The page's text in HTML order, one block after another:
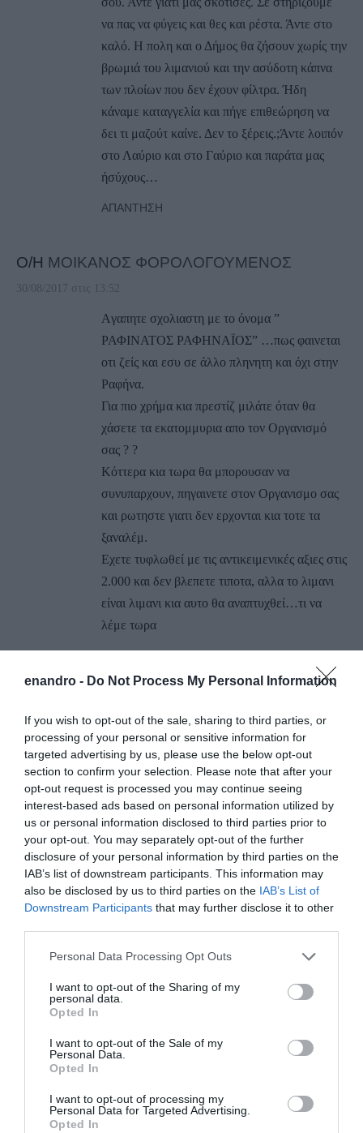
enandro - Do Not Process My Personal Information
If you wish to opt-out of the sale, sharing to third parties, or
processing of your personal or sensitive information for
targeted advertising by us, please use the below opt-out
section to confirm your selection. Please note that after your
opt-out request is processed you may continue seeing
interest-based ads based on personal information utilized by
us or personal information disclosed to third parties prior to
your opt-out. You may separately opt-out of the further
disclosure of your personal information by third parties on the
IAB’s list of downstream participants. This information may
also be disclosed by us to third parties on the IAB’s List of
Downstream Participants that may further disclose it to other
Please note that this website/app uses one or more Google
not limited to your visit or usage behaviour. You may click to
grant or deny consent to Google and its third-party tags to
use your data for below specified purposes in below Google
consent section.
Personal Data Processing Opt Outs
I want to opt-out of the Sharing of my
personal data.
Opted In
I want to opt-out of the Sale of my
Personal Data.
Opted In
I want to opt-out of processing my
Personal Data for Targeted Advertising.
Opted In
να πας να φύγεις και θες και ρέστα. Άντε στο
καλό. Η πολη και ο Δήμος θα ζήσουν χωρίς την
βρωμιά του λιμανιού και την ασύδοτη κάπνα
των πλοίων που δεν έχουν φίλτρα. Ήδη
κάναμε καταγγελία και πήγε επιθεώρηση να
δει τι μαζούτ καίνε. Δεν το ξέρεις.;Άντε λοιπόν
στο Λαύριο και στο Γαύριο και παράτα μας
ήσύχους…
ΑΠΆΝΤΗΣΗ
Ο/Η ΜΟΙΚΑΝΟΣ ΦΟΡΟΛΟΓΟΥΜΕΝΟΣ
30/08/2017 στις 13:52
Aγαπητε σχολιαστη με το όνομα ”
ΡΑΦΙΝΑΤΟΣ ΡΑΦΗΝΑΪΟΣ” …πως φαινεται
οτι ζείς και εσυ σε άλλο πληνητη και όχι στην
Ραφήνα.
Για πιο χρήμα κια πρεστίζ μιλάτε όταν θα
χάσετε τα εκατομμυρια απο τον Οργανισμό
σας ? ?
Κόττερα κια τωρα θα μπορουσαν να
συνυπαρχουν, πηγαινετε στον Οργανισμο σας
και ρωτηστε γιατι δεν ερχονται κια τοτε τα
ξαναλέμ.
Εχετε τυφλωθεί με τις αντικειμενικές αξιες στις
2.000 και δεν βλεπετε τιποτα, αλλα το λιμανι
είναι λιμανι κια αυτο θα αναπτυχθεί…τι να
λέμε τωρα
ΑΝΟΙΞΑ ΕΠΙΧΕΙΡΗΣΗ ΛΟΓΩ ΛΙΜΑΝΙΟΥ
30/08/2017 στις 13:51
Μια διαρκής αμαρτία το λιμάνι Ραφήνας εδώ
και τόσα χρόνια…
Είναι όμως κρίμα, γιατί και σωστές λιμενικές
εγκαταστάσεις κι άλλες υποδομές μπορούν να
φτιαχτούν και η πόλη να κρατήσει έναν δικό
της χαρακτήρα, που όλοι γνωρίζουμε ότι, από
προς τα νησιά των Κυκλάδων και δεν γίνεται
και αλλοιώς.
που γίνεται εκείνες τις ώρες είναι μια μεγάλη
έρθει και δεν είναι κακό να το βλεπουμε ετσι,
μπροστα στο κοινό όφελος νομίζω.